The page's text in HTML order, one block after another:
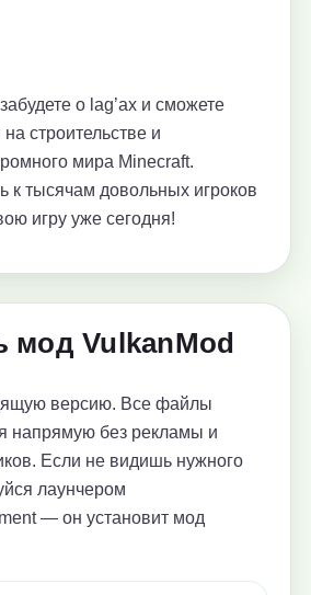
о lag’ах и сможете
строительстве и
мира Minecraft.
к тысячам довольных игроков
игру уже сегодня!
мод VulkanMod
версию. Все файлы
напрямую без рекламы и
Если не видишь нужного
лаунчером
— он установит мод